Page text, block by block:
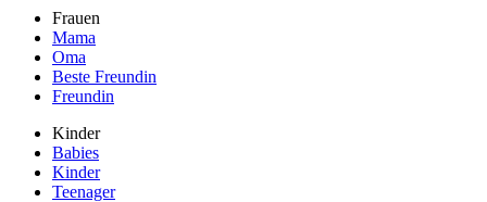
Frauen
Mama
Oma
Beste Freundin
Freundin
Kinder
Babies
Kinder
Teenager